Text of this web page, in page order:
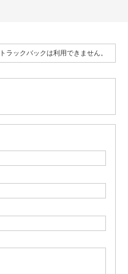
トラックバックは利用できません。